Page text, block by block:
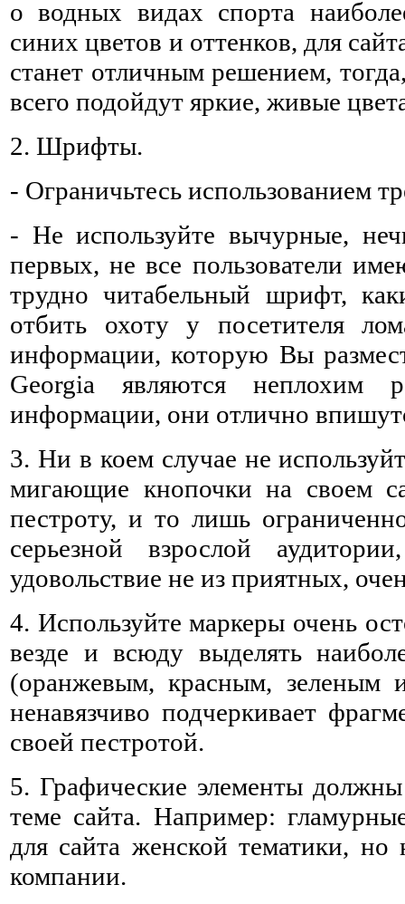
о водных видах спорта
синих цветов и оттенков, для
станет отличным решением,
всего подойдут яркие, живые
2. Шрифты.
- Ограничьтесь использованием
- Не используйте вычурные,
первых, не все пользователи
трудно читабельный шрифт,
отбить охоту у посетителя
информации, которую Вы
Georgia являются неплохим
информации, они отлично
3. Ни в коем случае не
мигающие кнопочки на своем
пестроту, и то лишь
серьезной взрослой
удовольствие не из приятных,
4. Используйте маркеры очень
везде и всюду выделять
(оранжевым, красным, зеленым
ненавязчиво подчеркивает
своей пестротой.
5. Графические элементы
теме сайта. Например:
для сайта женской тематики,
компании.